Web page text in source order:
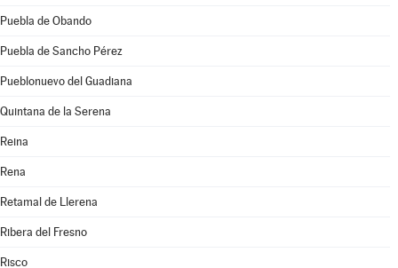
Puebla de Obando
Puebla de Sancho Pérez
Pueblonuevo del Guadiana
Quintana de la Serena
Reina
Rena
Retamal de Llerena
Ribera del Fresno
Risco